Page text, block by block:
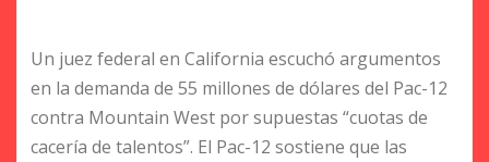
Un juez federal en California escuchó argumentos
en la demanda de 55 millones de dólares del Pac-12
contra Mountain West por supuestas “cuotas de
cacería de talentos”. El Pac-12 sostiene que las